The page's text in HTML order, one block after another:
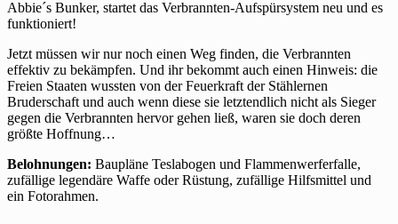
Abbie´s Bunker, startet das Verbrannten-Aufspürsystem neu und es
funktioniert!
Jetzt müssen wir nur noch einen Weg finden, die Verbrannten
effektiv zu bekämpfen. Und ihr bekommt auch einen Hinweis: die
Freien Staaten wussten von der Feuerkraft der Stählernen
Bruderschaft und auch wenn diese sie letztendlich nicht als Sieger
gegen die Verbrannten hervor gehen ließ, waren sie doch deren
größte Hoffnung…
Belohnungen: Baupläne Teslabogen und Flammenwerferfalle,
zufällige legendäre Waffe oder Rüstung, zufällige Hilfsmittel und
ein Fotorahmen.